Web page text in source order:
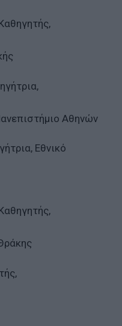
Αθηνών
Εθνικό